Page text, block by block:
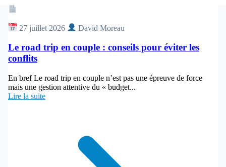
27 juillet 2026
David Moreau
Le road trip en couple : conseils pour éviter les
conflits
En bref Le road trip en couple n’est pas une épreuve de force
mais une gestion attentive du « budget...
Lire la suite